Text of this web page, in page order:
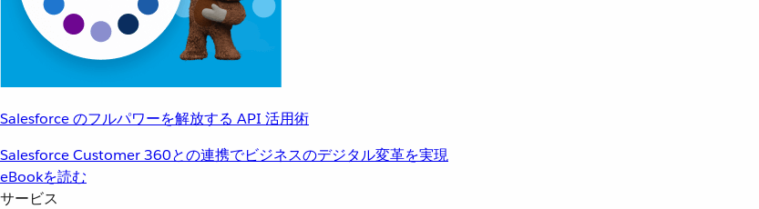
Salesforce のフルパワーを解放する API 活用術
Salesforce Customer 360との連携でビジネスのデジタル変革を実現
eBookを読む
サービス